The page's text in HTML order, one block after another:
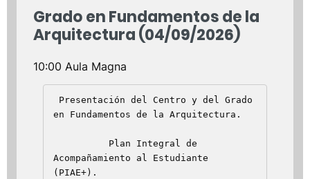
Grado en Fundamentos de la
Arquitectura (04/09/2026)
10:00 Aula Magna
en Fundamentos de la Arquitectura.
Acompañamiento al Estudiante
(PIAE+).